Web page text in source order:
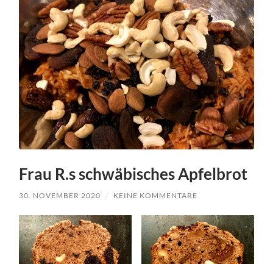
Frau R.s schwäbisches Apfelbrot
30. NOVEMBER 2020 / KEINE KOMMENTARE